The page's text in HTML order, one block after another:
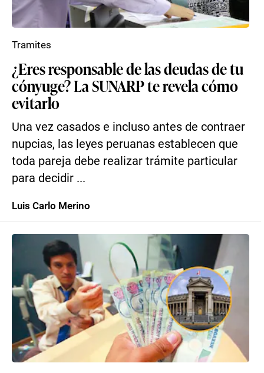
¿Eres responsable de las deudas de tu
cónyuge? La SUNARP te revela cómo
evitarlo
Una vez casados e incluso antes de contraer
nupcias, las leyes peruanas establecen que
toda pareja debe realizar trámite particular
para decidir ...
Tramites
Luis Carlo Merino